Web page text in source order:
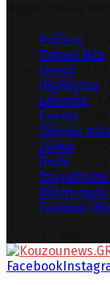
Κοζάνη
Τοπικά Νέα
Γενικά
Highlights
Lifestyle
Events
Οδηγός
Ζώδια
Παιδί
Στιγμιότυπα
Αθλητισμός
Γυναίκα
Facebook